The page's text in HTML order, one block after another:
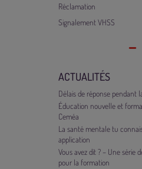
Réclamation
Signalement VHSS
ACTUALITÉS
Délais de réponse pendant
Éducation nouvelle et
Ceméa
La santé mentale tu
application
Vous avez dit ? – Une série
pour la formation